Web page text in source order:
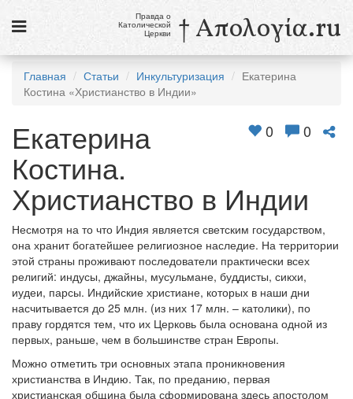
Новости
Католики в России
Галерея
Викторины
Ссылки
Религиозные учения и секты, справочник
7 августа
Свв. Сикст II, папа, и сподвижники его, мученики
Св. Каэтан, священник
см. календарь
Обратная связь
Правда о
Католической
Церкви † Απολογία.ru
Главная Статьи Инкультуризация
Екатерина
Костина «Христианство в Индии»
0 0
Екатерина
Костина.
Христианство в Индии
Несмотря на то что Индия является светским государством,
она хранит богатейшее религиозное наследие. На территории
этой страны проживают последователи практически всех
религий: индусы, джайны, мусульмане, буддисты, сикхи,
иудеи, парсы. Индийские христиане, которых в наши дни
насчитывается до 25 млн. (из них 17 млн. – католики), по
праву гордятся тем, что их Церковь была основана одной из
первых, раньше, чем в большинстве стран Европы.
Можно отметить три основных этапа проникновения
христианства в Индию. Так, по преданию, первая
христианская община была сформирована здесь апостолом